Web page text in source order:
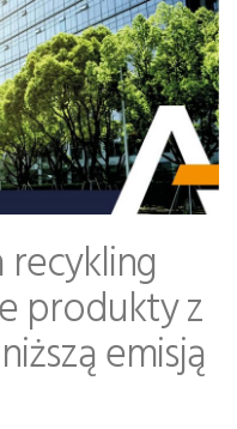
produkty z
emisją